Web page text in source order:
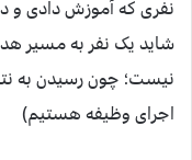
نفری که آموزش دادی و
شاید یک نفر به مسیر
نیست؛ چون رسیدن به
اجرای وظیفه هستیم)